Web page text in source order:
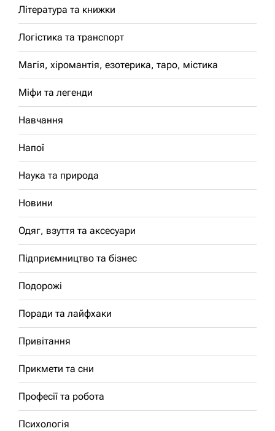
Література та книжки
Логістика та транспорт
Магія, хіромантія, езотерика, таро, містика
Міфи та легенди
Навчання
Напої
Наука та природа
Новини
Одяг, взуття та аксесуари
Підприємництво та бізнес
Подорожі
Поради та лайфхаки
Привітання
Прикмети та сни
Професії та робота
Психологія